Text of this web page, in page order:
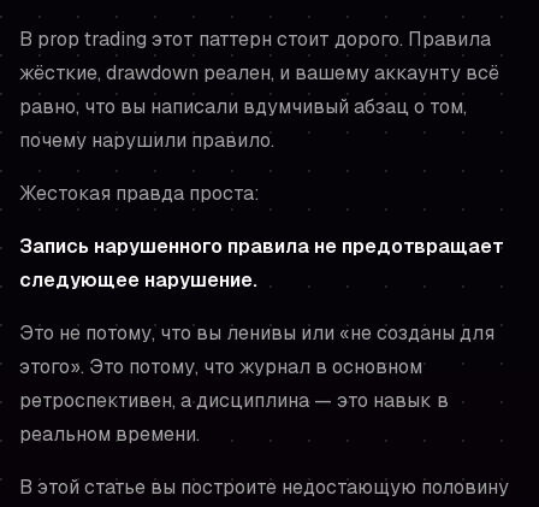
В prop trading этот паттерн стоит дорого. Правила
жёсткие, drawdown реален, и вашему аккаунту всё
равно, что вы написали вдумчивый абзац о том,
почему нарушили правило.
Жестокая правда проста:
Запись нарушенного правила не предотвращает
следующее нарушение.
Это не потому, что вы ленивы или «не созданы для
этого». Это потому, что журнал в основном
ретроспективен, а дисциплина — это навык в
реальном времени.
В этой статье вы построите недостающую половину